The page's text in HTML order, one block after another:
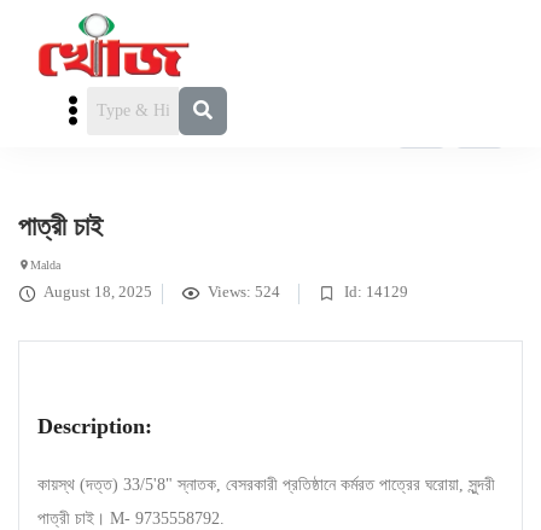
পাত্রী চাই
Malda
August 18, 2025 Views: 524 Id: 14129
Description:
কায়স্থ (দত্ত) 33/5'8" স্নাতক, বেসরকারী প্রতিষ্ঠানে কর্মরত পাত্রের ঘরোয়া, সুন্দরী
পাত্রী চাই। M- 9735558792.